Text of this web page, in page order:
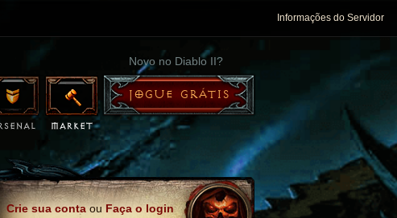
Informações do Servidor
Novo no Diablo II?
JOGUE GRÁTIS
Crie sua contaou Faça o login